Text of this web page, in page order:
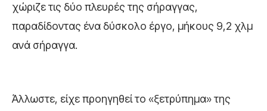
χώριζε τις δύο πλευρές της σήραγγας,
παραδίδοντας ένα δύσκολο έργο, μήκους 9,2 χλμ
ανά σήραγγα.
Άλλωστε, είχε προηγηθεί το «ξετρύπημα» της